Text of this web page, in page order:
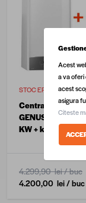
STOC EPUIZAT
Centrala termica
GENUS ONE
KW + kit evacuare
4.299,90 lei/ buc
4.200,00 lei/ buc
Acest
a va oferi
acest
asigura
Citeste